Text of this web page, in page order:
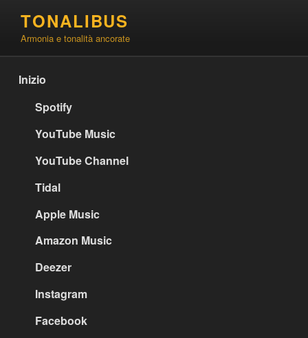
contenuto
TONALIBUS
Armonia e tonalità ancorate
Inizio
Spotify
YouTube Music
YouTube Channel
Tidal
Apple Music
Amazon Music
Deezer
Instagram
Facebook